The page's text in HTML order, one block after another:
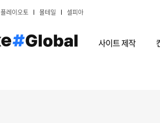
플레이오토 몰테일 셀피아
사이트 제작